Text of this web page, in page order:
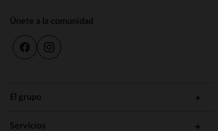
Únete a la comunidad
El grupo
Servicios